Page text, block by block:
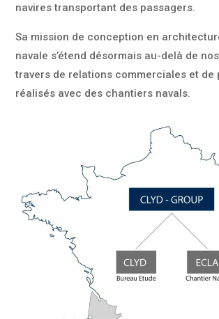
navires transportant des passagers.
Sa mission de conception en
navale s’étend désormais au-delà de
travers de relations commerciales et de
réalisés avec des chantiers navals.